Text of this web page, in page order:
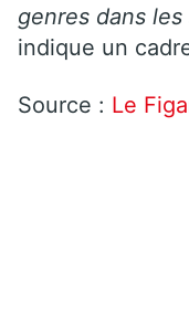
genres dans
indique un
Source : Le